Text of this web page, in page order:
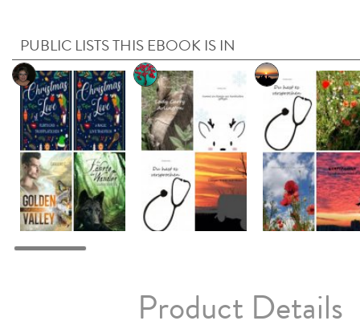
PUBLIC LISTS THIS EBOOK IS IN
Product Details